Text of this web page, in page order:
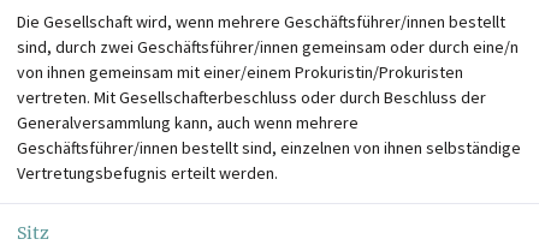
Die Gesellschaft wird, wenn mehrere Geschäftsführer/innen bestellt
sind, durch zwei Geschäftsführer/innen gemeinsam oder durch eine/n
von ihnen gemeinsam mit einer/einem Prokuristin/Prokuristen
vertreten. Mit Gesellschafterbeschluss oder durch Beschluss der
Generalversammlung kann, auch wenn mehrere
Geschäftsführer/innen bestellt sind, einzelnen von ihnen selbständige
Vertretungsbefugnis erteilt werden.
Sitz